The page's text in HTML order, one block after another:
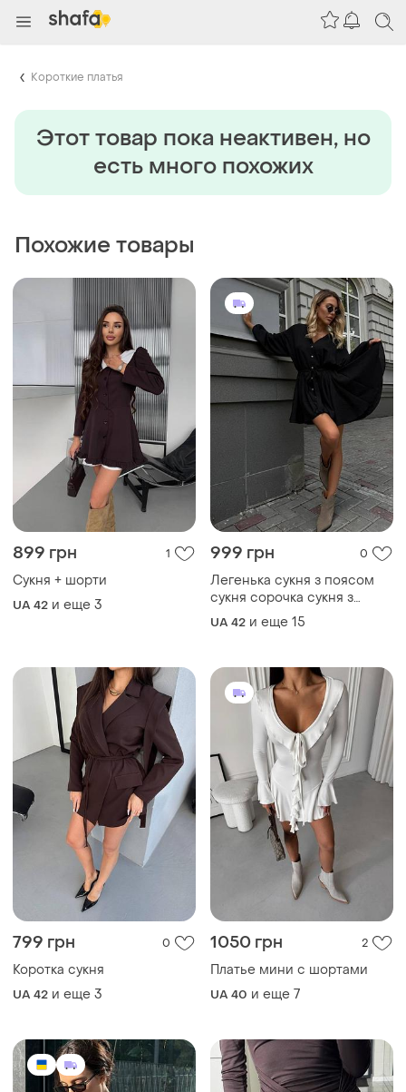
Короткие платья
Этот товар пока неактивен, но
есть много похожих
Похожие товары
899 грн 1
Сукня + шорти
UA 42 и еще 3
999 грн 0
Легенька сукня з поясом
сукня сорочка сукня з
воланами
UA 42 и еще 15
799 грн 0
Коротка сукня
UA 42 и еще 3
1050 грн 2
Платье мини с шортами
UA 40 и еще 7